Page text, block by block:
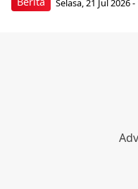
Selasa, 21 Jul 2026 -